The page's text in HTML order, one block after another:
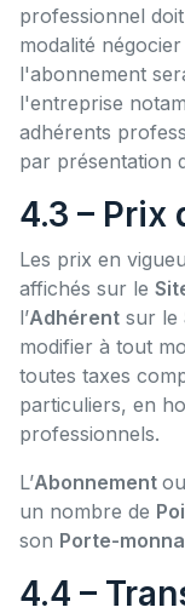
professionnel
modalité
l'abonnement
l'entreprise
adhérents
par présentation
4.3 – Prix
Les prix en
affichés sur le
l’Adhérent sur le
modifier à tout
toutes taxes
particuliers, en
professionnels.
L’Abonnement
un nombre de
son Porte-
4.4 –